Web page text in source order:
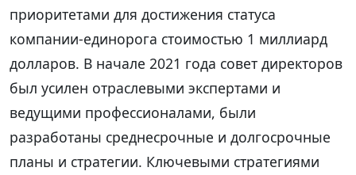
приоритетами для достижения статуса
компании-единорога стоимостью 1 миллиард
долларов. В начале 2021 года совет директоров
был усилен отраслевыми экспертами и
ведущими профессионалами, были
разработаны среднесрочные и долгосрочные
планы и стратегии. Ключевыми стратегиями